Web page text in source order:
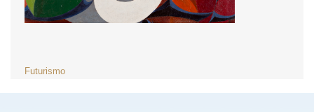
NAVIGAZIONE
ARTICOLI
Futurismo